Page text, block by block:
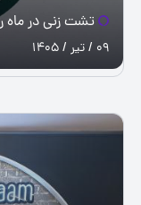
تشت زنی در ماه
09 / تیر / 1405